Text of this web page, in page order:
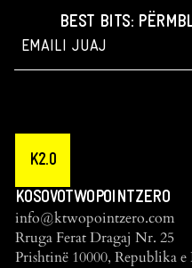
BEST BITS:
K2.0
KOSOVOTWOPOINTZERO
info@ktwopointzero.com
Rruga Ferat Dragaj Nr. 25
Prishtinë 10000, Republika e